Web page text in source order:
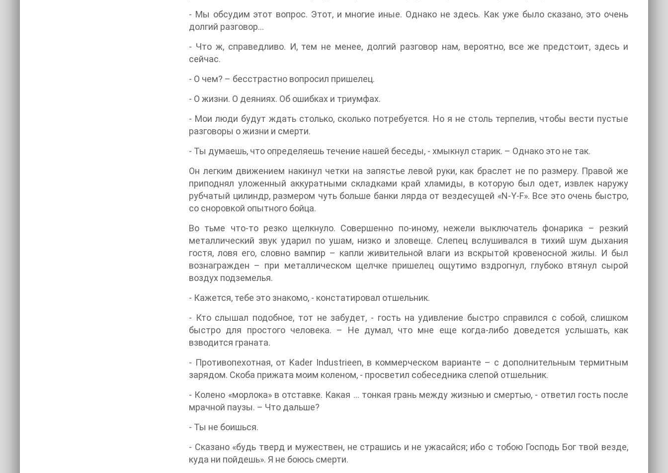
- Мы обсудим этот вопрос. Этот, и многие иные. Однако не здесь. Как уже было сказано, это очень
долгий разговор…
- Что ж, справедливо. И, тем не менее, долгий разговор нам, вероятно, все же предстоит, здесь и
сейчас.
- О чем? – бесстрастно вопросил пришелец.
- О жизни. О деяниях. Об ошибках и триумфах.
- Мои люди будут ждать столько, сколько потребуется. Но я не столь терпелив, чтобы вести пустые
разговоры о жизни и смерти.
- Ты думаешь, что определяешь течение нашей беседы, - хмыкнул старик. – Однако это не так.
Он легким движением накинул четки на запястье левой руки, как браслет не по размеру. Правой же
приподнял уложенный аккуратными складками край хламиды, в которую был одет, извлек наружу
рубчатый цилиндр, размером чуть больше банки лярда от вездесущей «N-Y-F». Все это очень быстро,
со сноровкой опытного бойца.
Во тьме что-то резко щелкнуло. Совершенно по-иному, нежели выключатель фонарика – резкий
металлический звук ударил по ушам, низко и зловеще. Слепец вслушивался в тихий шум дыхания
гостя, ловя его, словно вампир – капли живительной влаги из вскрытой кровеносной жилы. И был
вознагражден – при металлическом щелчке пришелец ощутимо вздрогнул, глубоко втянул сырой
воздух подземелья.
- Кажется, тебе это знакомо, - констатировал отшельник.
- Кто слышал подобное, тот не забудет, - гость на удивление быстро справился с собой, слишком
быстро для простого человека. – Не думал, что мне еще когда-либо доведется услышать, как
взводится граната.
- Противопехотная, от Kader Industrieen, в коммерческом варианте – с дополнительным термитным
зарядом. Скоба прижата моим коленом, - просветил собеседника слепой отшельник.
- Колено «морлока» в отставке. Какая … тонкая грань между жизнью и смертью, - ответил гость после
мрачной паузы. – Что дальше?
- Ты не боишься.
- Сказано «будь тверд и мужествен, не страшись и не ужасайся; ибо с тобою Господь Бог твой везде,
куда ни пойдешь». Я не боюсь смерти.